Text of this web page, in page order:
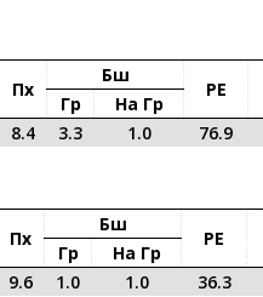
Пх
Бш
РЕ
Гр
На Гр
8.4 3.3 1.0 76.9
Пх
Бш
РЕ
Гр
На Гр
9.6 1.0 1.0 36.3